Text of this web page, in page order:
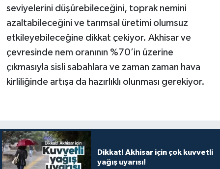
seviyelerini düşürebileceğini, toprak nemini
azaltabileceğini ve tarımsal üretimi olumsuz
etkileyebileceğine dikkat çekiyor. Akhisar ve
çevresinde nem oranının %70’in üzerine
çıkmasıyla sisli sabahlara ve zaman zaman hava
kirliliğinde artışa da hazırlıklı olunması gerekiyor.
Dikkat! Akhisar için çok kuvvetli
yağış uyarısı!